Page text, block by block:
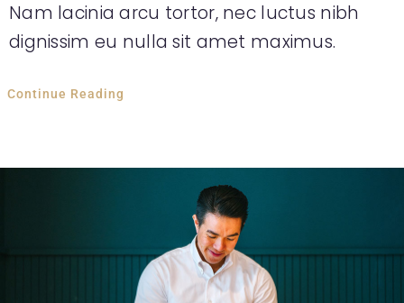
Nam lacinia arcu tortor, nec luctus nibh
dignissim eu nulla sit amet maximus.
Continue Reading